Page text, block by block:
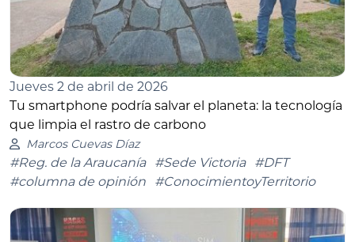
Jueves 2 de abril de 2026
Tu smartphone podría salvar el planeta: la tecnología
que limpia el rastro de carbono
Marcos Cuevas Díaz
#Reg. de la Araucanía #Sede Victoria
#DFT
#columna de opinión
#ConocimientoyTerritorio